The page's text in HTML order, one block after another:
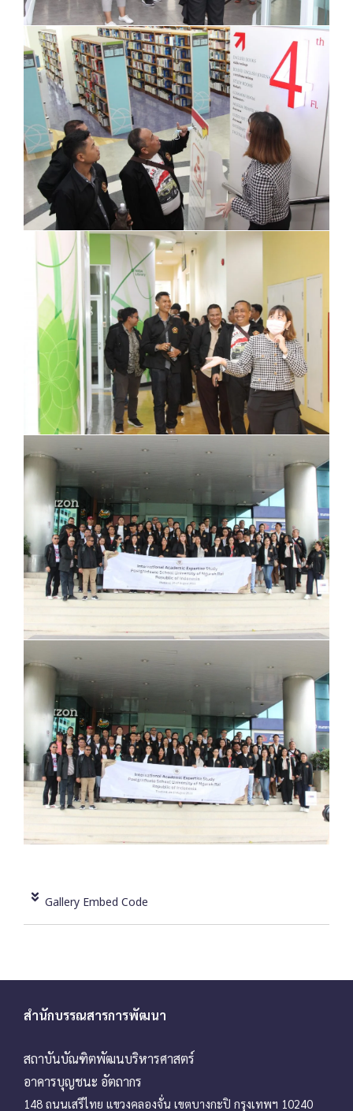
Gallery Embed Code
สำนักบรรณสารการพัฒนา
สถาบันบัณฑิตพัฒนบริหารศาสตร์
อาคารบุญชนะ อัตถากร
148 ถนนเสรีไทย แขวงคลองจั่น เขตบางกะปิ กรุงเทพฯ 10240